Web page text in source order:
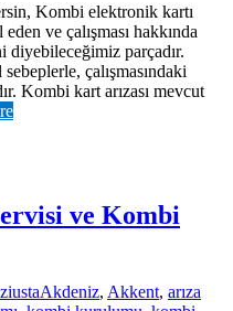
Kombi elektronik kartı
ve çalışması hakkında
parçadır.
çalışmasındaki
Kombi kart arızası mevcut
ve Kombi
Akdeniz, Akkent, arıza